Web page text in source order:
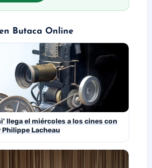
Butaca Online
llega el miércoles a los cines con
Philippe Lacheau